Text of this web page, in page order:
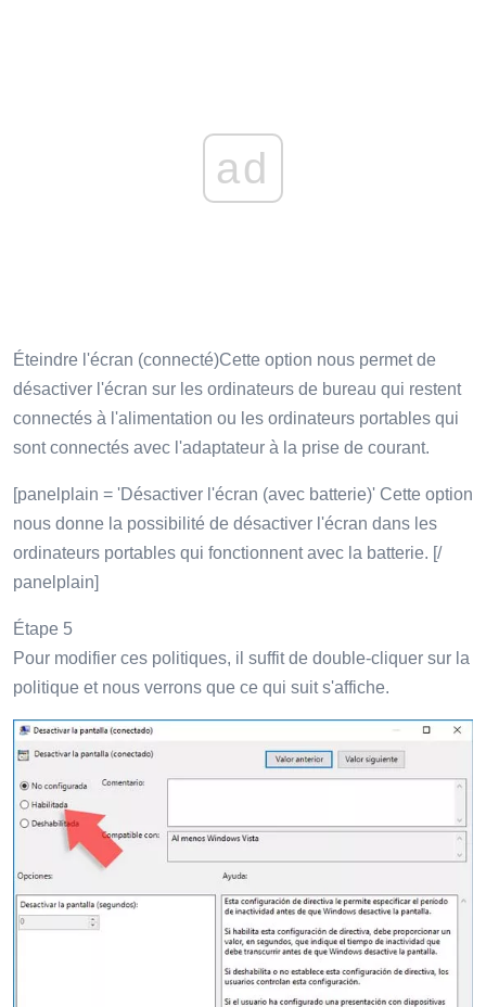
ad
Éteindre l'écran (connecté)Cette option nous permet de
désactiver l'écran sur les ordinateurs de bureau qui restent
connectés à l'alimentation ou les ordinateurs portables qui
sont connectés avec l'adaptateur à la prise de courant.
[panelplain = 'Désactiver l'écran (avec batterie)' Cette option
nous donne la possibilité de désactiver l'écran dans les
ordinateurs portables qui fonctionnent avec la batterie. [/
panelplain]
Étape 5
Pour modifier ces politiques, il suffit de double-cliquer sur la
politique et nous verrons que ce qui suit s'affiche.